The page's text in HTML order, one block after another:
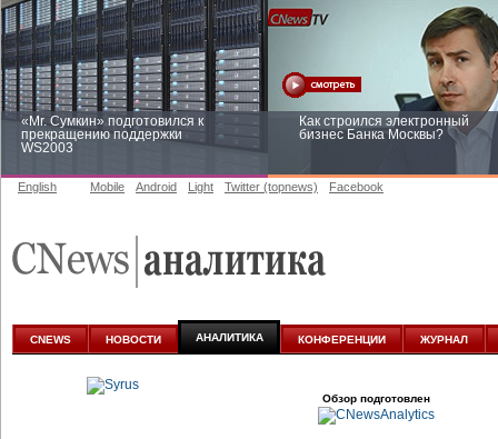
«Mr. Сумкин» подготовился к
прекращению поддержки
WS2003
Как строился электронный
бизнес Банка Москвы?
аналитике
English Mobile Android Light Twitter (topnews) Facebook
CNEWS НОВОСТИ АНАЛИТИКА КОНФЕРЕНЦИИ ЖУРНАЛ
Обзор подготовлен